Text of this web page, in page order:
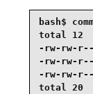
bash$
total 12
-rw-rw-
-rw-rw-
-rw-rw-
total 20